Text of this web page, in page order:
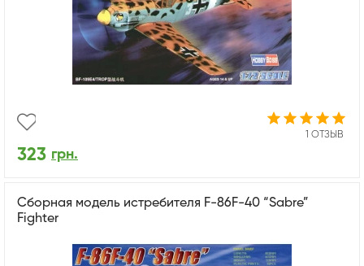
1 ОТЗЫВ
323 грн.
Сборная модель истребителя F-86F-40 “Sabre”
Fighter